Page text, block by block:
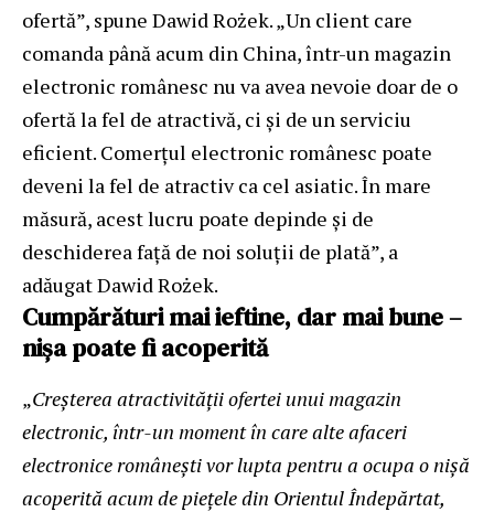
ofertă”, spune Dawid Rożek. „Un client care
comanda până acum din China, într-un magazin
electronic românesc nu va avea nevoie doar de o
ofertă la fel de atractivă, ci și de un serviciu
eficient. Comerțul electronic românesc poate
deveni la fel de atractiv ca cel asiatic. În mare
măsură, acest lucru poate depinde și de
deschiderea față de noi soluții de plată”, a
adăugat Dawid Rożek.
Cumpărături mai ieftine, dar mai bune –
nișa poate fi acoperită
„Creșterea atractivității ofertei unui magazin
electronic, într-un moment în care alte afaceri
electronice românești vor lupta pentru a ocupa o nișă
acoperită acum de piețele din Orientul Îndepărtat,